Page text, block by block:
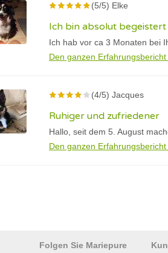
(5/5) Elke
Ich bin absolut begeistert
Ich hab vor ca 3 Monaten bei
Den ganzen Erfahrungsbericht
(4/5) Jacques
Ruhiger und zufriedener
Hallo, seit dem 5. August
Den ganzen Erfahrungsbericht
Folgen Sie Mariepure